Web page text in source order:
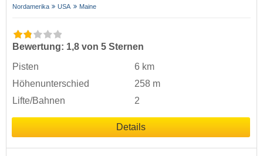
Nordamerika USA Maine
Bewertung: 1,8 von 5 Sternen
Pisten
6 km
Höhenunterschied
258 m
Lifte/Bahnen
2
Details